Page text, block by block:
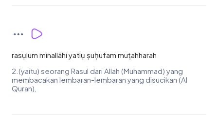
rasụlum minallāhi yatlụ ṣuḥufam muṭahharah
2.(yaitu) seorang Rasul dari Allah (Muhammad) yang
membacakan lembaran-lembaran yang disucikan (Al
Quran),